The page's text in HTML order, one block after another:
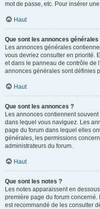
mot de passe, etc. Pour insérer
Haut
Que sont les annonces générales
Les annonces générales
vous devriez consulter en priorité.
et dans le panneau de contrôle de
annonces générales sont définies
Haut
Que sont les annonces ?
Les annonces contiennent
dans lequel vous naviguez. Les
page du forum dans lequel elles
générales, les permissions
administrateurs du forum.
Haut
Que sont les notes ?
Les notes apparaissent en
première page du forum concerné.
est recommandé de les consulter